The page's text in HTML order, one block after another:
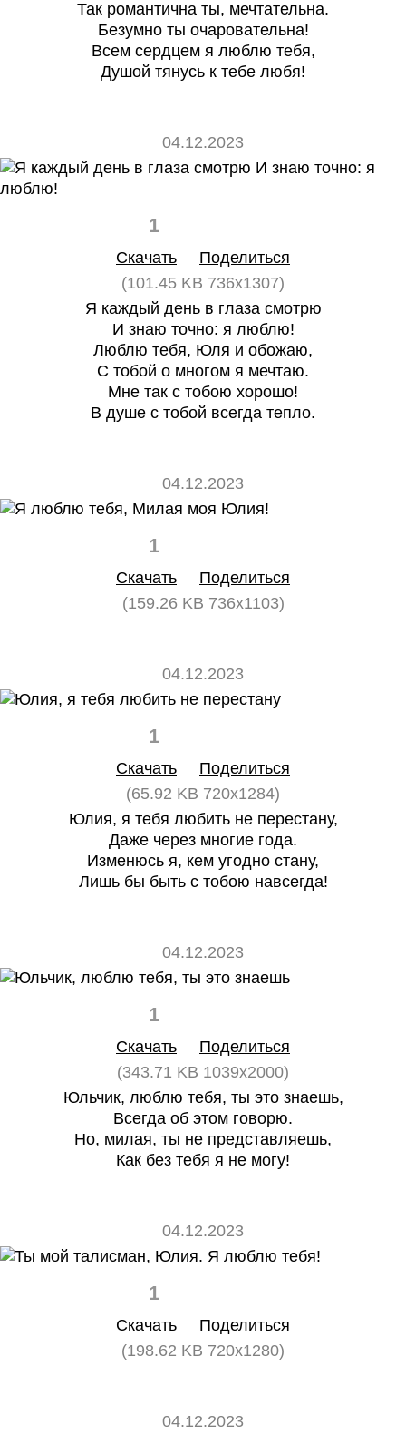
Так романтична ты, мечтательна.
Безумно ты очаровательна!
Всем сердцем я люблю тебя,
Душой тянусь к тебе любя!
04.12.2023
1
Скачать
Поделиться
(101.45 KB 736x1307)
Я каждый день в глаза смотрю
И знаю точно: я люблю!
Люблю тебя, Юля и обожаю,
С тобой о многом я мечтаю.
Мне так с тобою хорошо!
В душе с тобой всегда тепло.
04.12.2023
1
Скачать
Поделиться
(159.26 KB 736x1103)
04.12.2023
1
Скачать
Поделиться
(65.92 KB 720x1284)
Юлия, я тебя любить не перестану,
Даже через многие года.
Изменюсь я, кем угодно стану,
Лишь бы быть с тобою навсегда!
04.12.2023
1
Скачать
Поделиться
(343.71 KB 1039x2000)
Юльчик, люблю тебя, ты это знаешь,
Всегда об этом говорю.
Но, милая, ты не представляешь,
Как без тебя я не могу!
04.12.2023
1
Скачать
Поделиться
(198.62 KB 720x1280)
04.12.2023